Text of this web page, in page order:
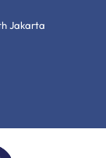
Jakarta